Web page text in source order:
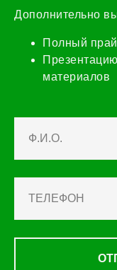
Дополнительно
Полный
материалов